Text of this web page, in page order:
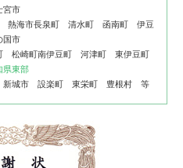
宮市
海市長泉町 清水町 函南町 伊豆
国市
松崎町南伊豆町 河津町 東伊豆町
県東部
城市 設楽町 東栄町 豊根村 等